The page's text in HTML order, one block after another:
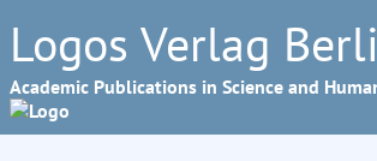
Logos Verlag
Academic Publications in Science and